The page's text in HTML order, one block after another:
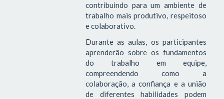
contribuindo para um ambiente de
trabalho mais produtivo, respeitoso
e colaborativo.
Durante as aulas, os participantes
aprenderão sobre os fundamentos
do trabalho em equipe,
compreendendo como a
colaboração, a confiança e a união
de diferentes habilidades podem